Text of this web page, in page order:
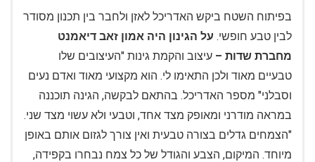
בפיתוח השטח ביקש האדריכל לאזן ולחבר בין תכנון מסודר
לבין טבע חופשי. על הגינון היה אמון זאב דיאמנט
מחברת שדות – עיצוב והקמת גינות "העיצובים שלו
טבעיים מאוד ולכן התאימו לי. הוא מקצועי מאוד ואדם נעים
וסבלני" מספר האדריכל. בהתאם לבקשה, הגינה תוכננה
במראה מודרני ומאופק מצד אחד, וטבעי ולא עשוי מצד שני.
"הצמחים גדלים בצורה טבעית ואין צורך לגזום אותם באופן
מיוחד. המיקום, הצבע והגודל של כל צמח נבחרו בקפידה,